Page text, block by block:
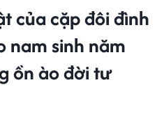
của cặp đôi đình
nam sinh năm
ồn ào đời tư